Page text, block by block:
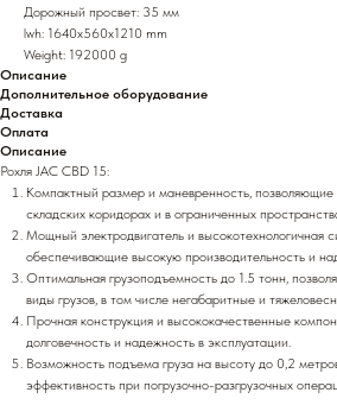
Дорожный просвет: 35 мм
lwh: 1640x560x1210 mm
Weight: 192000 g
Описание
Дополнительное оборудование
Доставка
Оплата
Описание
Рохля JAC CBD 15:
Компактный размер и маневренность, позволяющие
складских коридорах и в ограниченных
Мощный электродвигатель и высокотехнологичная
обеспечивающие высокую производительность и
Оптимальная грузоподъемность до 1.5 тонн,
виды грузов, в том числе негабаритные и
Прочная конструкция и высококачественные
долговечность и надежность в эксплуатации.
Возможность подъема груза на высоту до 0,2
эффективность при погрузочно-разгрузочных